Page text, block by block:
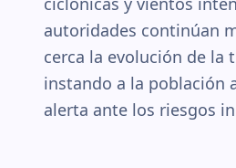
autoridades continúan
cerca la evolución de la
instando a la población
alerta ante los riesgos